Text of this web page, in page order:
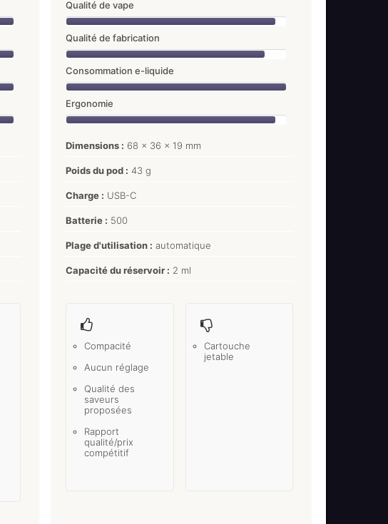
Qualité de vape
Qualité de fabrication
Consommation e-liquide
Ergonomie
Dimensions : 68 x 36 x 19 mm
Poids du pod : 43 g
Charge : USB-C
Batterie : 500
Plage d'utilisation : automatique
Capacité du réservoir : 2 ml
Compacité
Aucun réglage
Qualité des
saveurs
proposées
Rapport
qualité/prix
compétitif
Cartouche
jetable